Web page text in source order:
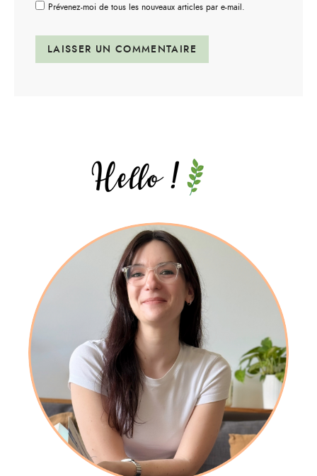
Prévenez-moi de tous les nouveaux articles par e-mail.